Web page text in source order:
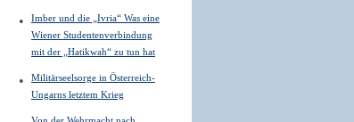
Imber und die „Ivria“ Was eine
Wiener Studentenverbindung
mit der „Hatikwah“ zu tun hat
Militärseelsorge in Österreich-
Ungarns letztem Krieg